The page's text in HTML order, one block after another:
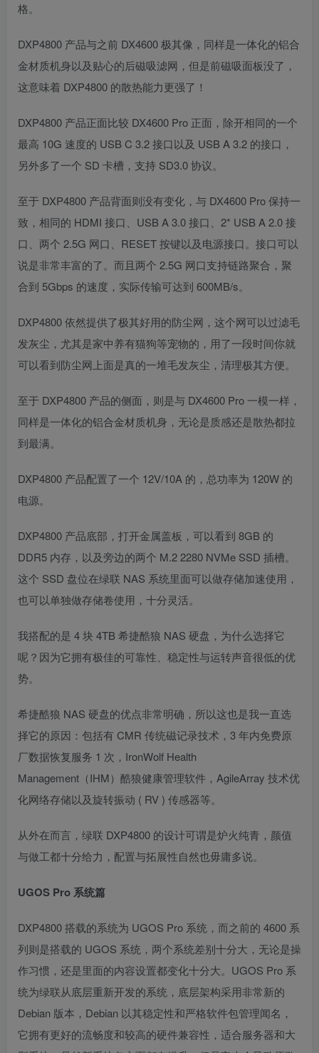
格。
DXP4800 产品与之前 DX4600 极其像，同样是一体化的铝合
金材质机身以及贴心的后磁吸滤网，但是前磁吸面板没了，
这意味着 DXP4800 的散热能力更强了！
DXP4800 产品正面比较 DX4600 Pro 正面，除开相同的一个
最高 10G 速度的 USB C 3.2 接口以及 USB A 3.2 的接口，
另外多了一个 SD 卡槽，支持 SD3.0 协议。
至于 DXP4800 产品背面则没有变化，与 DX4600 Pro 保持一
致，相同的 HDMI 接口、USB A 3.0 接口、2* USB A 2.0 接
口、两个 2.5G 网口、RESET 按键以及电源接口。接口可以
说是非常丰富的了。而且两个 2.5G 网口支持链路聚合，聚
合到 5Gbps 的速度，实际传输可达到 600MB/s。
DXP4800 依然提供了极其好用的防尘网，这个网可以过滤毛
发灰尘，尤其是家中养有猫狗等宠物的，用了一段时间你就
可以看到防尘网上面是真的一堆毛发灰尘，清理极其方便。
至于 DXP4800 产品的侧面，则是与 DX4600 Pro 一模一样，
同样是一体化的铝合金材质机身，无论是质感还是散热都拉
到最满。
DXP4800 产品配置了一个 12V/10A 的，总功率为 120W 的
电源。
DXP4800 产品底部，打开金属盖板，可以看到 8GB 的
DDR5 内存，以及旁边的两个 M.2 2280 NVMe SSD 插槽。
这个 SSD 盘位在绿联 NAS 系统里面可以做存储加速使用，
也可以单独做存储卷使用，十分灵活。
我搭配的是 4 块 4TB 希捷酷狼 NAS 硬盘，为什么选择它
呢？因为它拥有极佳的可靠性、稳定性与运转声音很低的优
势。
希捷酷狼 NAS 硬盘的优点非常明确，所以这也是我一直选
择它的原因：包括有 CMR 传统磁记录技术，3 年内免费原
厂数据恢复服务 1 次，IronWolf Health
Management（IHM）酷狼健康管理软件，AgileArray 技术优
化网络存储以及旋转振动 ( RV ) 传感器等。
从外在而言，绿联 DXP4800 的设计可谓是炉火纯青，颜值
与做工都十分给力，配置与拓展性自然也毋庸多说。
UGOS Pro 系统篇
DXP4800 搭载的系统为 UGOS Pro 系统，而之前的 4600 系
列则是搭载的 UGOS 系统，两个系统差别十分大，无论是操
作习惯，还是里面的内容设置都变化十分大。UGOS Pro 系
统为绿联从底层重新开发的系统，底层架构采用非常新的
Debian 版本，Debian 以其稳定性和严格软件包管理闻名，
它拥有更好的流畅度和较高的硬件兼容性，适合服务器和大